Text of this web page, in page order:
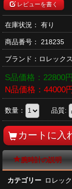
レビューを書く
在庫状況： 有り
商品番号： 218235
ブランド： ロレックス
S品価格： 22800円
N品価格： 44000円
数量： 品質:
腕時計の説明
カテゴリー ロレッ